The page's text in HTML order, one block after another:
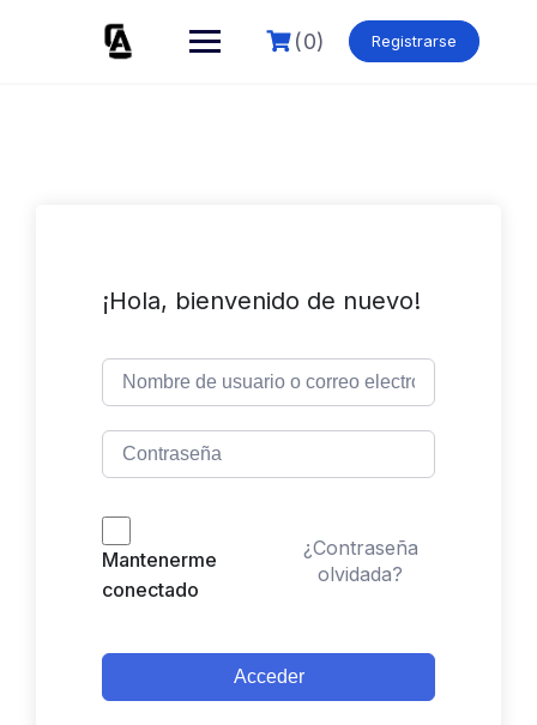
(0) Registrarse
¡Hola, bienvenido de nuevo!
Mantenerme
conectado
¿Contraseña
olvidada?
Acceder